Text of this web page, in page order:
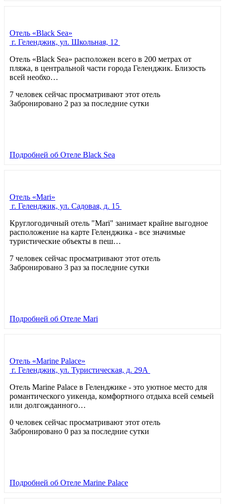
Отель «Black Sea»
г. Геленджик, ул. Школьная, 12
Отель «Black Sea» расположен всего в 200 метрах от
пляжа, в центральной части города Геленджик. Близость
всей необхо…
7 человек сейчас просматривают этот отель
Забронировано 2 раз за последние сутки
Подробней об Отеле Black Sea
Отель «Mari»
г. Геленджик, ул. Садовая, д. 15
Круглогодичный отель "Mari" занимает крайне выгодное
расположение на карте Геленджика - все значимые
туристические объекты в пеш…
7 человек сейчас просматривают этот отель
Забронировано 3 раз за последние сутки
Подробней об Отеле Mari
Отель «Marine Palace»
г. Геленджик, ул. Туристическая, д. 29А
Отель Marine Palace в Геленджике - это уютное место для
романтического уикенда, комфортного отдыха всей семьей
или долгожданного…
0 человек сейчас просматривают этот отель
Забронировано 0 раз за последние сутки
Подробней об Отеле Marine Palace